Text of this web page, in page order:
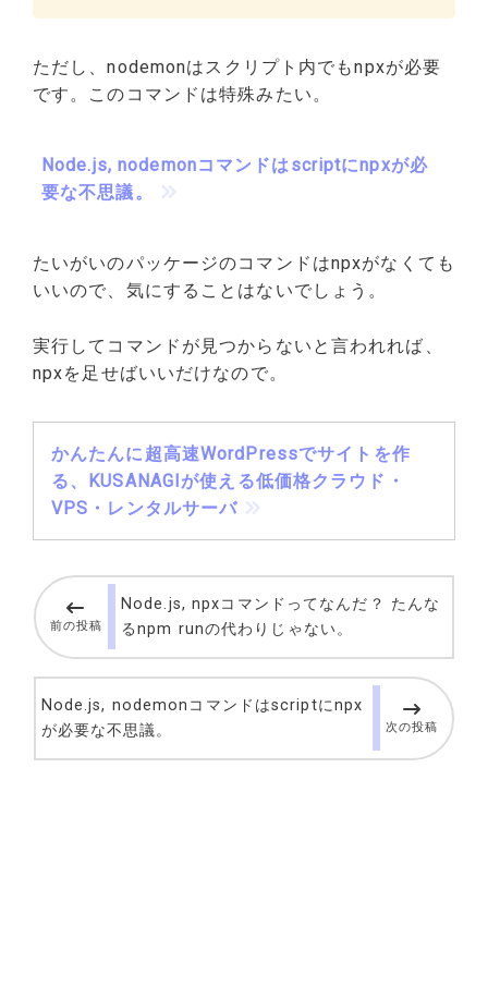
ただし、nodemonはスクリプト内でもnpxが必要
です。このコマンドは特殊みたい。
Node.js, nodemonコマンドはscriptにnpxが必
要な不思議。
たいがいのパッケージのコマンドはnpxがなくても
いいので、気にすることはないでしょう。
実行してコマンドが見つからないと言われれば、
npxを足せばいいだけなので。
かんたんに超高速WordPressでサイトを作
る、KUSANAGIが使える低価格クラウド・
VPS・レンタルサーバ
前の投稿
Node.js, npxコマンドってなんだ？ たんな
るnpm runの代わりじゃない。
Node.js, nodemonコマンドはscriptにnpx
が必要な不思議。
次の投稿